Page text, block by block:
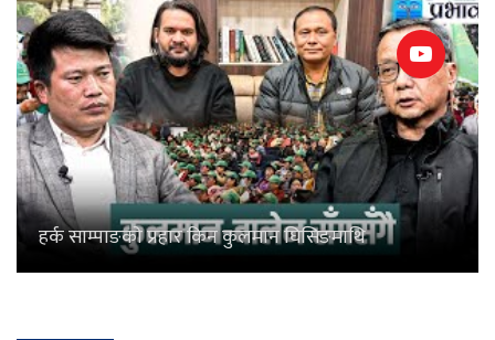
हर्क साम्पाङकाे प्रहार किन कुलमान घिसिङमाथि